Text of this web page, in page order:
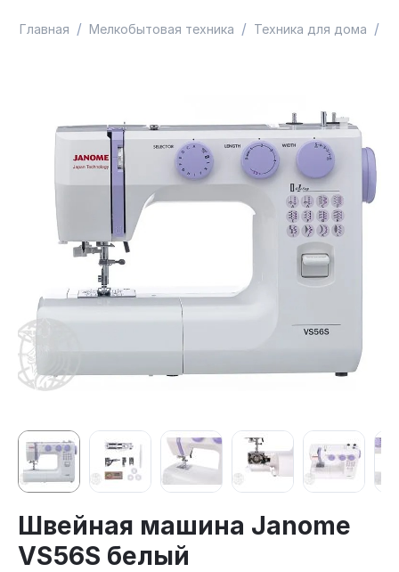
Главная / Мелкобытовая техника / Техника для дома /
Швейная машина Janome
VS56S белый